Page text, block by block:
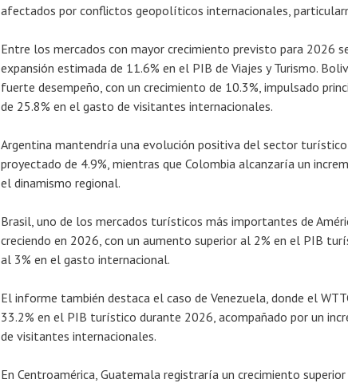
afectados por conflictos geopolíticos internacionales,
Entre los mercados con mayor crecimiento previsto para 2026
expansión estimada de 11.6% en el PIB de Viajes y Turismo.
fuerte desempeño, con un crecimiento de 10.3%, impulsado
de 25.8% en el gasto de visitantes internacionales.
Argentina mantendría una evolución positiva del sector
proyectado de 4.9%, mientras que Colombia alcanzaría un
el dinamismo regional.
Brasil, uno de los mercados turísticos más importantes de
creciendo en 2026, con un aumento superior al 2% en el PIB
al 3% en el gasto internacional.
El informe también destaca el caso de Venezuela, donde el
33.2% en el PIB turístico durante 2026, acompañado por un
de visitantes internacionales.
En Centroamérica, Guatemala registraría un crecimiento